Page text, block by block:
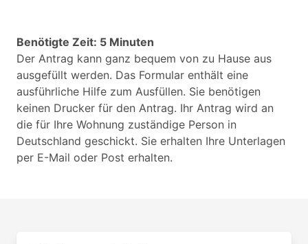
Benötigte Zeit: 5 Minuten
Der Antrag kann ganz bequem von zu Hause aus
ausgefüllt werden. Das Formular enthält eine
ausführliche Hilfe zum Ausfüllen. Sie benötigen
keinen Drucker für den Antrag. Ihr Antrag wird an
die für Ihre Wohnung zuständige Person in
Deutschland geschickt. Sie erhalten Ihre Unterlagen
per E-Mail oder Post erhalten.